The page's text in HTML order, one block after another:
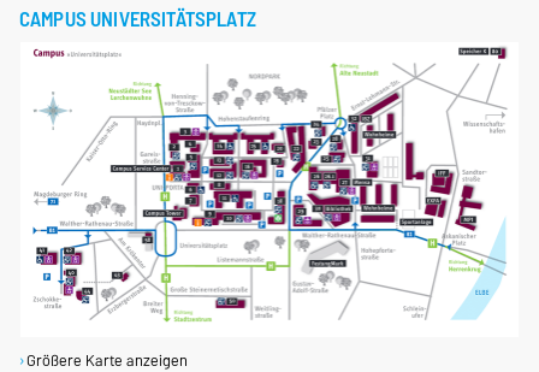
CAMPUS UNIVERSITÄTSPLATZ
Größere Karte anzeigen